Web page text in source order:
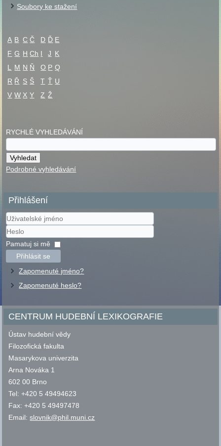
Soubory ke stažení
A B C Č D Ď E
F G H Ch I J K
L
M N Ň O P Q
R Ř S Š T Ť U
V W X Y Z Ž
RYCHLÉ VYHLEDÁVÁNÍ
Podrobné vyhledávání
Přihlášení
Uživatelské
jméno
Heslo
Pamatuj si mě
Přihlásit se
Zapomenuté jméno?
Zapomenuté heslo?
CENTRUM HUDEBNÍ LEXIKOGRAFIE
Ústav hudební vědy
Filozofická fakulta
Masarykova univerzita
Arna Nováka 1
602 00 Brno
Tel: +420 5 49494623
Fax: +420 5 49497478
Email:slovnik@phil.muni.cz